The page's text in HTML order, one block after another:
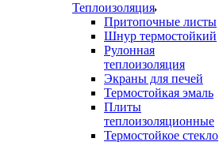
Теплоизоляция
Притопочные листы
Шнур термостойкий
Рулонная
теплоизоляция
Экраны для печей
Термостойкая эмаль
Плиты
теплоизоляционные
Термостойкое стекло